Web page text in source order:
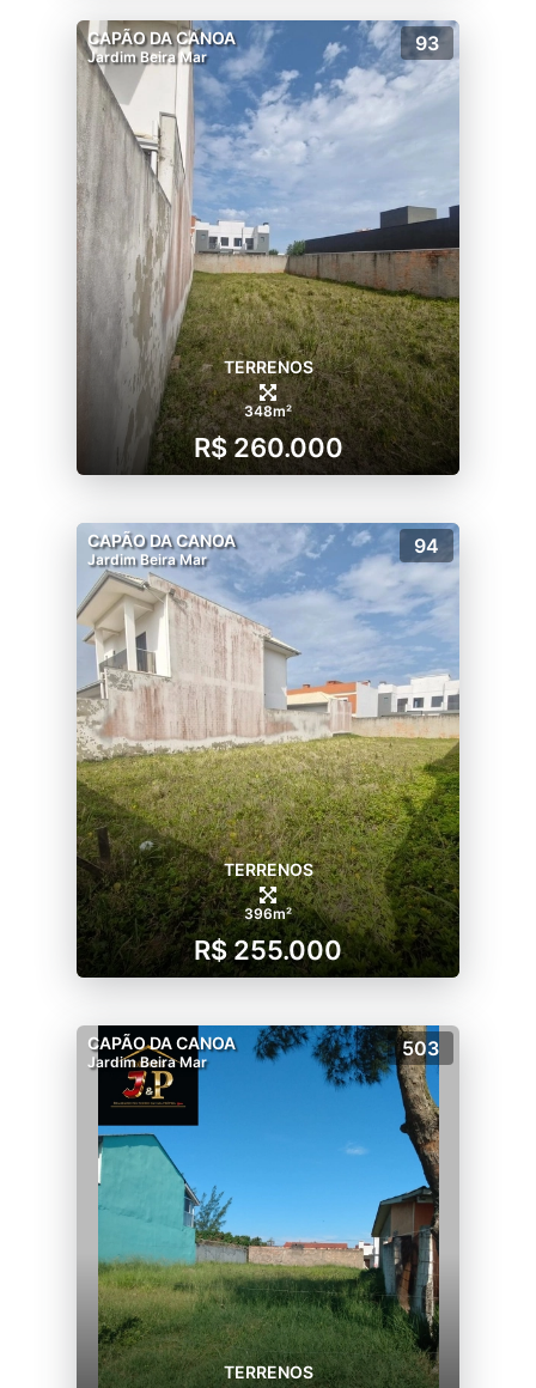
CAPÃO DA CANOA
Jardim Beira Mar
93
TERRENOS
348m²
R$ 260.000
CAPÃO DA CANOA
Jardim Beira Mar
94
TERRENOS
396m²
R$ 255.000
CAPÃO DA CANOA
Jardim Beira Mar
503
TERRENOS